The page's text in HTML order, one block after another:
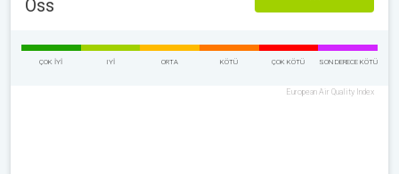
Oss
ÇOK IYI IYI ORTA KÖTÜ ÇOK KÖTÜ SON DERECE KÖTÜ
European Air Quality Index